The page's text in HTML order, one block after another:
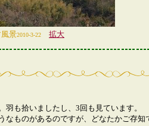
景2010-3-22 拡大
も拾いましたし、3回も見ています。
ものがあるのですが、どなたかご存知